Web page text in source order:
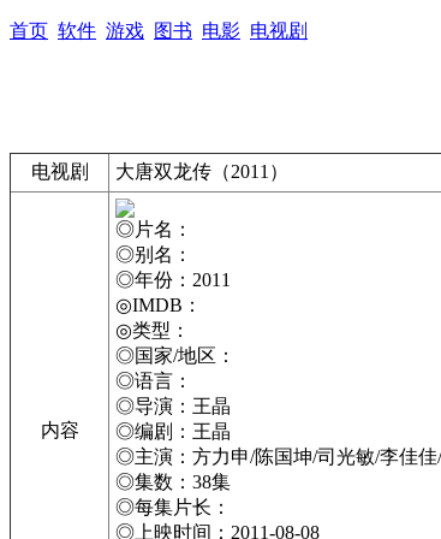
首页 软件 游戏 图书 电影 电视剧
电视剧 大唐双龙传（2011）
内容
◎片名：
◎别名：
◎年份：2011
◎IMDB：
◎类型：
◎国家/地区：
◎语言：
◎导演：王晶
◎编剧：王晶
◎主演：方力申/陈国坤/司光敏/李佳
◎集数：38集
◎每集片长：
◎上映时间：2011-08-08